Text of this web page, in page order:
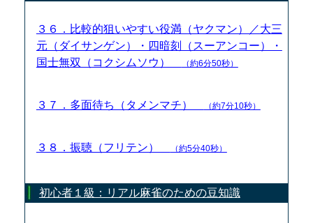
３６．比較的狙いやすい役満（ヤクマン）／大三
元（ダイサンゲン）・四暗刻（スーアンコー）・
国士無双（コクシムソウ）
（約6分50秒）
３７．多面待ち（タメンマチ） （約7分10秒）
３８．振聴（フリテン） （約5分40秒）
初心者１級：リアル麻雀のための豆知識